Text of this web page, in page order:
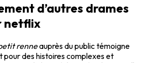
d’autres drames
netflix
renneauprès du public témoigne
pour des histoires complexes et